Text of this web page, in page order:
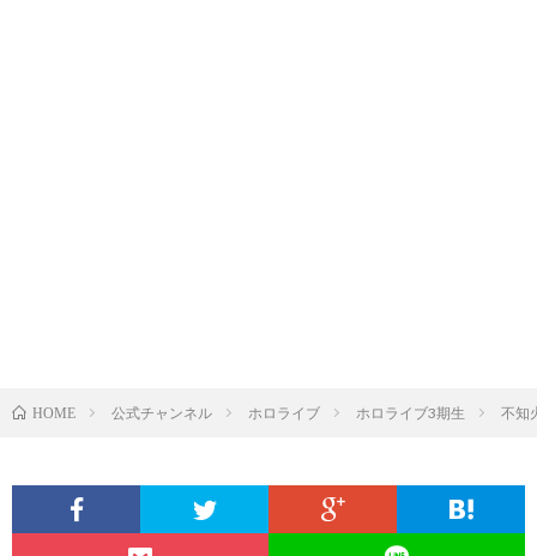
HOME 公式チャンネル ホロライブ ホロライブ3期生 不知